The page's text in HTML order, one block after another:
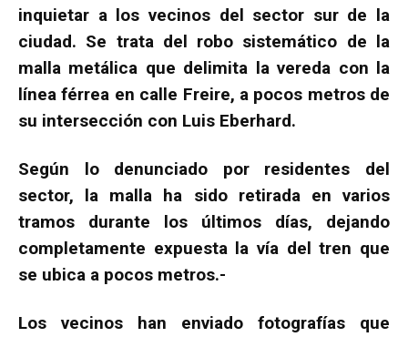
inquietar a los vecinos del sector sur de la
ciudad. Se trata del robo sistemático de la
malla metálica que delimita la vereda con la
línea férrea en calle Freire, a pocos metros de
su intersección con Luis Eberhard.
Según lo denunciado por residentes del
sector, la malla ha sido retirada en varios
tramos durante los últimos días, dejando
completamente expuesta la vía del tren que
se ubica a pocos metros.-
Los vecinos han enviado fotografías que